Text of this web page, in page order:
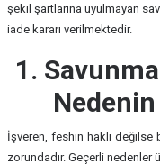
şekil şartlarına uyulmayan
iade kararı verilmektedir.
1.
İşveren, feshin haklı değilse
zorundadır. Geçerli nedenler